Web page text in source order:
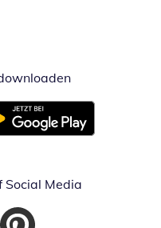
Öffnet in
in neuem Fenster
Social Media